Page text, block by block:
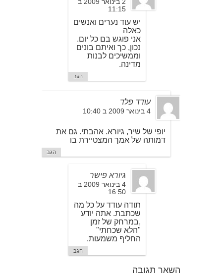
2 בינואר 2009 ב
11:15
יש עוד נערים ואנשים
כאלה
אני פוגש בם כל יום.
נכון, כך ואיתם בונים
וממשיכים לבנות
מדינה.
הגב
עודד פלד
4 בינואר 2009 ב 10:40
יופי של שיר, גיורא. אהבתי. גם את
דמותה של אמך המצטיירת בו
הגב
גיורא פישר
4 בינואר 2009 ב
16:50
תודה עודד על כל מה
שכתבת. אתה יודע
,במרחק של זמן
"הלא שכחתי"
החליף משמעות.
הגב
השאר תגובה